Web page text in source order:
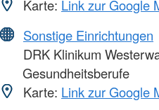
Karte: Link zur Google
Sonstige Einrichtungen
DRK Klinikum
Gesundheitsberufe
Karte: Link zur Google